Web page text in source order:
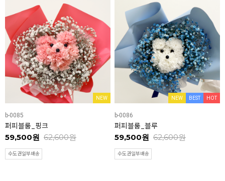
NEW
b-0085
퍼피블룸_핑크
59,500원 62,600원
수도권일부배송
NEW BEST HOT
b-0086
퍼피블룸_블루
59,500원 62,600원
수도권일부배송